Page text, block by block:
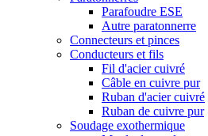
Parafoudre ESE
Autre paratonnerre
Connecteurs et pinces
Conducteurs et fils
Fil d'acier cuivré
Câble en cuivre pur
Ruban d'acier cuivré
Ruban de cuivre pur
Soudage exothermique